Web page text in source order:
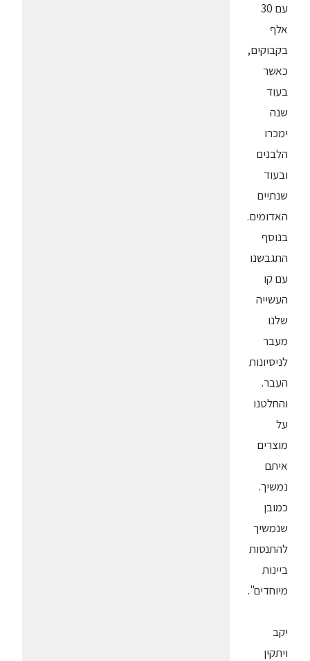
עם 30
אלף
בקבוקים,
כאשר
בעוד
שנה
ימכרו
הלבנים
ובעוד
שנתיים
האדומים.
בנוסף
התגבשנו
עם קו
העשייה
שלנו
מעבר
לניסיונות
העבר.
והחלטנו
על
מוצרים
איתם
נמשיך.
כמובן
שנמשיך
להתנסות
ביינות
מיוחדים".
יקב
ויתקין